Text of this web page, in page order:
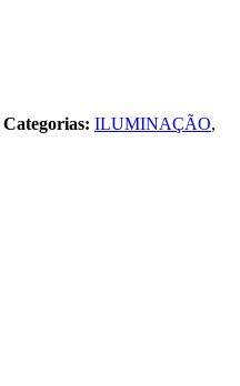
Categorias: ILUMINAÇÃO,